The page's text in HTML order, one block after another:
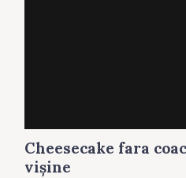
Cheesecake fara
vişine